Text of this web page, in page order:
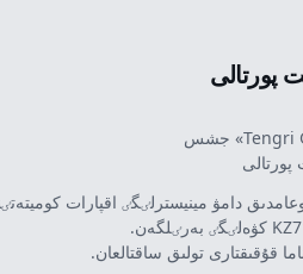
پورتالى
دامۋ مينيسترلٸگٸ اقپارات
قۇقىقتارى تولىق ساقتالعان.